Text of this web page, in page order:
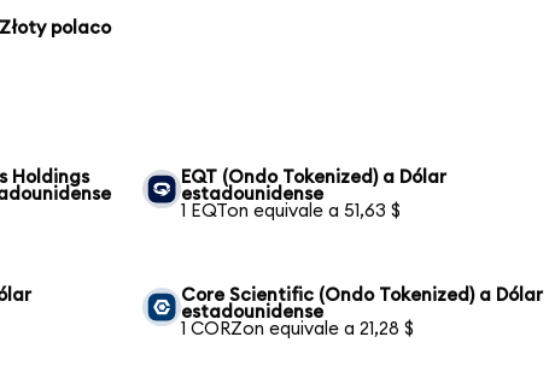
polaco
Holdings
EQT (Ondo Tokenized) a Dólar
estadounidense
1 EQTon equivale a 51,63 $
Core Scientific (Ondo Tokenized) a Dólar
estadounidense
1 CORZon equivale a 21,28 $